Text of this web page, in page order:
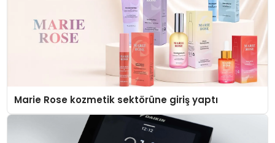
Marie Rose kozmetik sektörüne giriş yaptı